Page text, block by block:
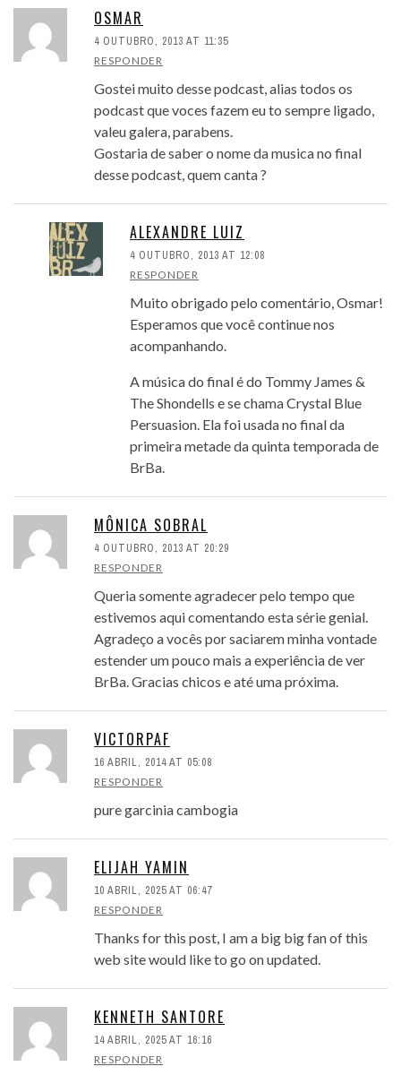
OSMAR
4 OUTUBRO, 2013 AT 11:35
RESPONDER
Gostei muito desse podcast, alias todos os
podcast que voces fazem eu to sempre ligado,
valeu galera, parabens.
Gostaria de saber o nome da musica no final
desse podcast, quem canta ?
ALEXANDRE LUIZ
4 OUTUBRO, 2013 AT 12:08
RESPONDER
Muito obrigado pelo comentário, Osmar!
Esperamos que você continue nos
acompanhando.
A música do final é do Tommy James &
The Shondells e se chama Crystal Blue
Persuasion. Ela foi usada no final da
primeira metade da quinta temporada de
BrBa.
MÔNICA SOBRAL
4 OUTUBRO, 2013 AT 20:29
RESPONDER
Queria somente agradecer pelo tempo que
estivemos aqui comentando esta série genial.
Agradeço a vocês por saciarem minha vontade
estender um pouco mais a experiência de ver
BrBa. Gracias chicos e até uma próxima.
VICTORPAF
16 ABRIL, 2014 AT 05:08
RESPONDER
pure garcinia cambogia
ELIJAH YAMIN
10 ABRIL, 2025 AT 06:47
RESPONDER
Thanks for this post, I am a big big fan of this
web site would like to go on updated.
KENNETH SANTORE
14 ABRIL, 2025 AT 16:16
RESPONDER